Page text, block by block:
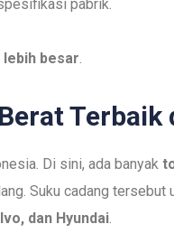
pabrik.
besar.
Terbaik
Di sini, ada banyak
Suku cadang tersebut
dan Hyundai.